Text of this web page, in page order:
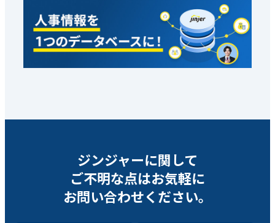
ジンジャーに関して
ご不明な点はお気軽に
お問い合わせください。